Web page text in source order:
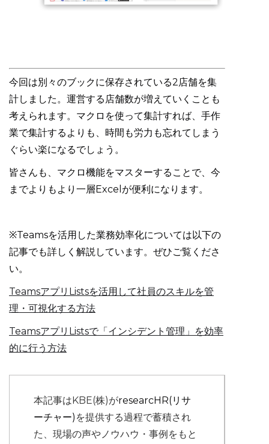
今回は別々のブックに保存されている2店舗を集
計しました。運営する店舗数が増えていくことも
考えられます。マクロを使って集計すれば、手作
業で集計するよりも、時間も労力も忘れてしまう
ぐらい楽になるでしょう。
皆さんも、マクロ機能をマスターすることで、今
までよりもより一層Excelが便利になります。
※Teamsを活用した業務効率化については以下の
記事でも詳しく解説しています。ぜひご覧くださ
い。
TeamsアプリListsを活用して社員のスキルを管
理・可視化する方法
TeamsアプリListsで「インシデント管理」を効率
的に行う方法
本記事はKBE(株)がresearcHR(リサ
ーチャー) を提供する過程で蓄積され
た、現場の声やノウハウ・事例をもと